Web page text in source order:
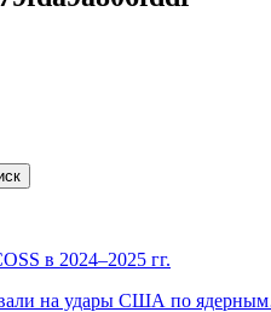
в 2024–2025 гг.
на удары США по